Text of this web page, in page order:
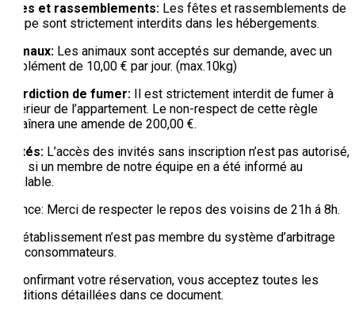
Fêtes et rassemblements: Les fêtes et rassemblements de
groupe sont strictement interdits dans les hébergements.
Animaux: Les animaux sont acceptés sur demande, avec un
supplément de 10,00 € par jour. (max.10kg)
Interdiction de fumer: Il est strictement interdit de fumer à
l’intérieur de l’appartement. Le non-respect de cette règle
entraînera une amende de 200,00 €.
Invités: L’accès des invités sans inscription n’est pas autorisé,
sauf si un membre de notre équipe en a été informé au
préalable.
Silence: Merci de respecter le repos des voisins de 21h á 8h.
Cet établissement n’est pas membre du système d’arbitrage
des consommateurs.
En confirmant votre réservation, vous acceptez toutes les
conditions détaillées dans ce document.